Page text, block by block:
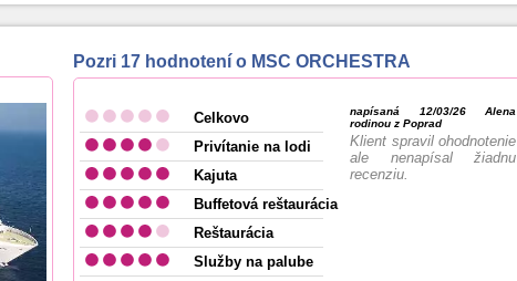
Pozri 17 hodnotení o MSC ORCHESTRA
napísaná 12/03/26 Alena
rodinou z Poprad
Klient spravil ohodnotenie
ale nenapísal žiadnu
recenziu.
Celkovo
Privítanie na lodi
Kajuta
Buffetová reštaurácia
Reštaurácia
Služby na palube